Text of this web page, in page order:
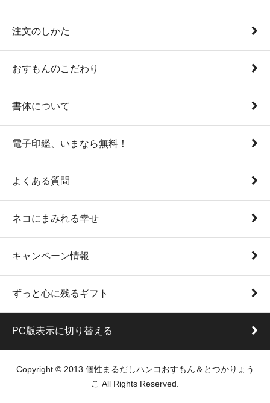
注文のしかた
おすもんのこだわり
書体について
電子印鑑、いまなら無料！
よくある質問
ネコにまみれる幸せ
キャンペーン情報
ずっと心に残るギフト
PC版表示に切り替える
Copyright © 2013 個性まるだしハンコおすもん＆とつかりょう
こ All Rights Reserved.